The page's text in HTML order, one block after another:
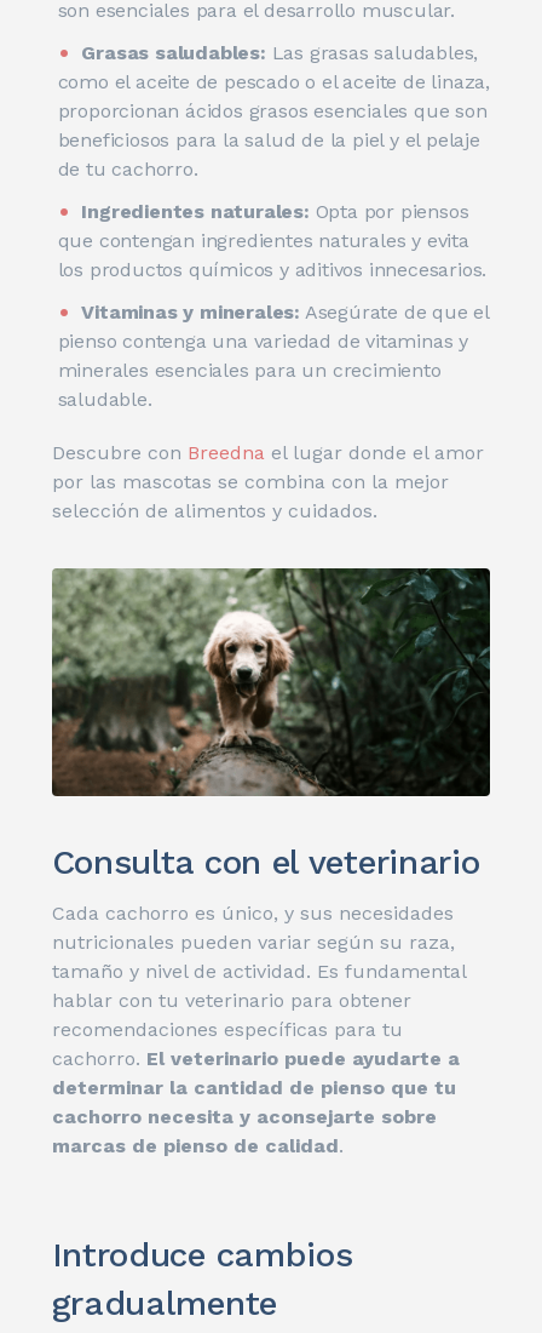
son esenciales para el desarrollo muscular.
Grasas saludables: Las grasas saludables,
como el aceite de pescado o el aceite de linaza,
proporcionan ácidos grasos esenciales que son
beneficiosos para la salud de la piel y el pelaje
de tu cachorro.
Ingredientes naturales: Opta por piensos
que contengan ingredientes naturales y evita
los productos químicos y aditivos innecesarios.
Vitaminas y minerales: Asegúrate de que el
pienso contenga una variedad de vitaminas y
minerales esenciales para un crecimiento
saludable.
Descubre con Breedna el lugar donde el amor
por las mascotas se combina con la mejor
selección de alimentos y cuidados.
Consulta con el veterinario
Cada cachorro es único, y sus necesidades
nutricionales pueden variar según su raza,
tamaño y nivel de actividad. Es fundamental
hablar con tu veterinario para obtener
recomendaciones específicas para tu
cachorro. El veterinario puede ayudarte a
determinar la cantidad de pienso que tu
cachorro necesita y aconsejarte sobre
marcas de pienso de calidad.
Introduce cambios
gradualmente